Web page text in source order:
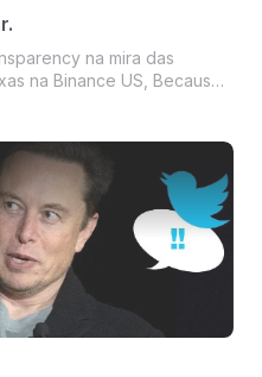
na mira das
na Binance US, Because